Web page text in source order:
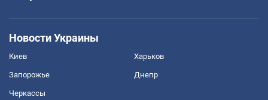
Новости Украины
Киев Харьков
Запорожье Днепр
Черкассы